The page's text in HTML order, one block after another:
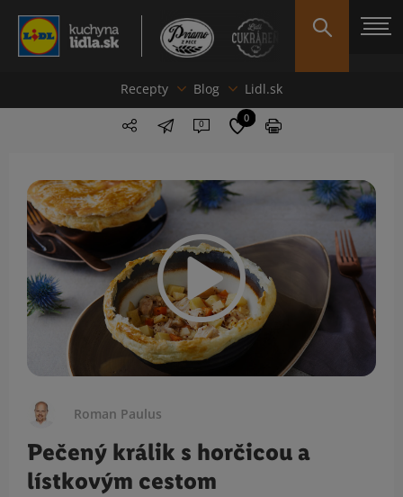
Recepty Blog Lidl.sk
0 0
Roman Paulus
Pečený králik s horčicou a
lístkovým cestom